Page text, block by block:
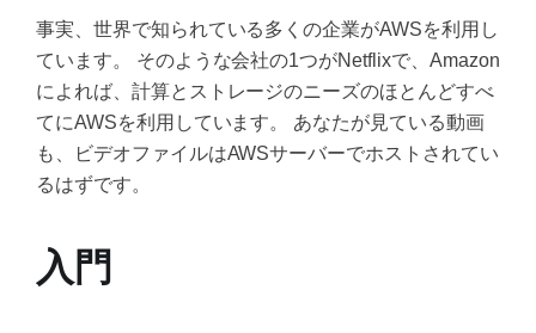
事実、世界で知られている多くの企業がAWSを利用し
ています。 そのような会社の1つがNetflixで、Amazon
によれば、計算とストレージのニーズのほとんどすべ
てにAWSを利用しています。 あなたが見ている動画
も、ビデオファイルはAWSサーバーでホストされてい
るはずです。
入門